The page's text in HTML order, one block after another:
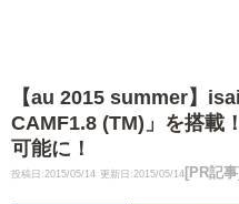
【au 2015 summer】
CAMF1.8 (TM)」を搭載
可能に！
投稿日:2015/05/14 更新日:2015/05/14 [PR記事]